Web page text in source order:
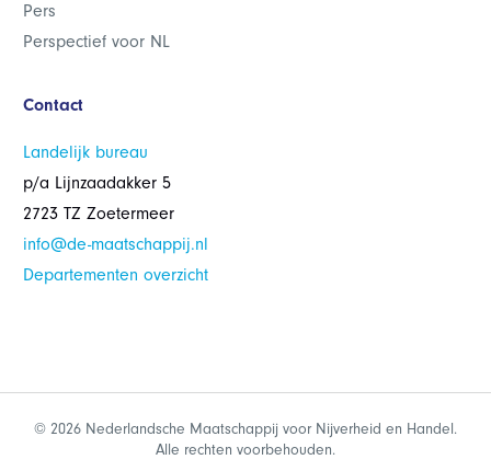
Pers
Perspectief voor NL
Contact
Landelijk bureau
p/a Lijnzaadakker 5
2723 TZ Zoetermeer
info@de-maatschappij.nl
Departementen overzicht
© 2026 Nederlandsche Maatschappij voor Nijverheid en Handel.
Alle rechten voorbehouden.